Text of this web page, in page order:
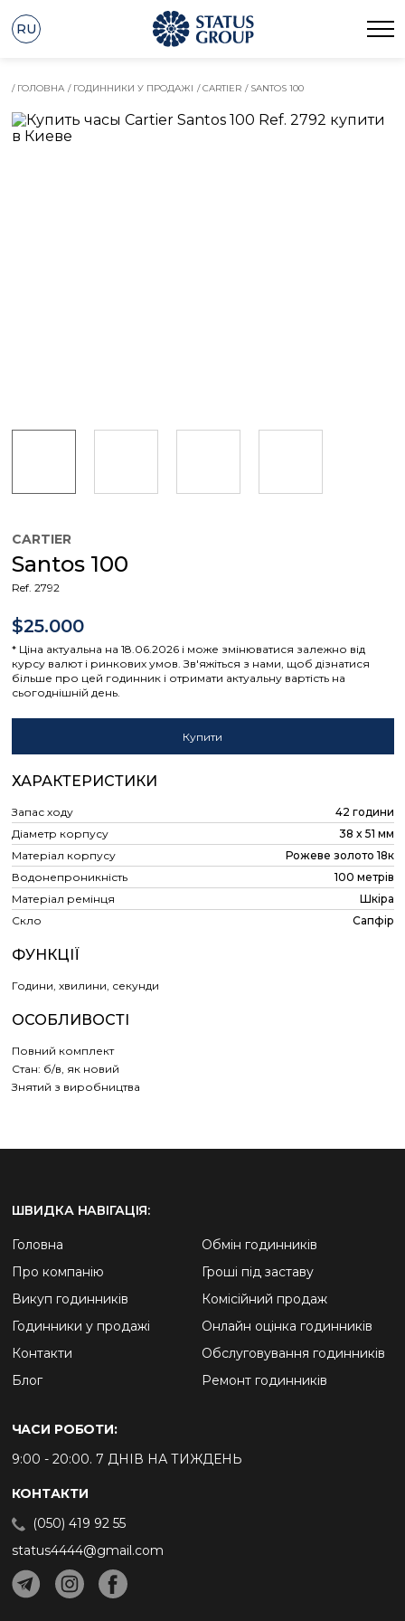
RU
/ ГОЛОВНА / ГОДИННИКИ У ПРОДАЖІ / CARTIER / SANTOS 100
CARTIER
Santos 100
Ref. 2792
$25.000
* Ціна актуальна на 18.06.2026 і може змінюватися залежно від
курсу валют і ринкових умов. Зв'яжіться з нами, щоб дізнатися
більше про цей годинник і отримати актуальну вартість на
сьогоднішній день.
Купити
ХАРАКТЕРИСТИКИ
Запас ходу
42 години
Діаметр корпусу
38 x 51 мм
Матеріал корпусу
Рожеве золото 18к
Водонепроникність
100 метрів
Матеріал ремінця
Шкіра
Скло
Сапфір
ФУНКЦІЇ
Години, хвилини, секунди
ОСОБЛИВОСТІ
Повний комплект
Стан: б/в, як новий
Знятий з виробництва
ШВИДКА НАВІГАЦІЯ:
Головна
Про компанію
Викуп годинників
Годинники у продажі
Контакти
Блог
Обмін годинників
Гроші під заставу
Комісійний продаж
Онлайн оцінка годинників
Обслуговування годинників
Ремонт годинників
ЧАСИ РОБОТИ:
9:00 - 20:00. 7 ДНІВ НА ТИЖДЕНЬ
КОНТАКТИ
(050) 419 92 55
status4444@gmail.com